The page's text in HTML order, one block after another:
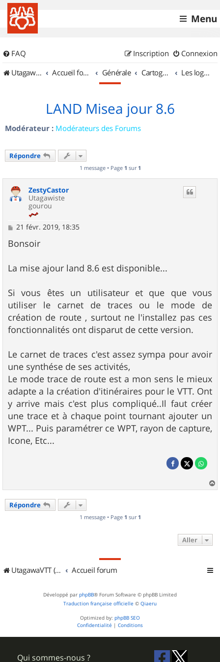
Menu
FAQ Connexion
Inscription
UtagawaVTT (Randos VTT et VTTAE avec traces GPS)
Accueil forum Générale Cartographie et GPS Les logiciels
LAND Misea jour 8.6
Modérateur : Modérateurs des Forums
Répondre
1 message • Page 1 sur 1
ZestyCastor
Utagawiste
gourou
M
s
s
g
e
21 févr. 2019, 18:35
Bonsoir
La mise ajour land 8.6 est disponible...
Si vous êtes un utilisateur et que que vous
utiliser le carnet de traces ou le mode de
création de route , surtout ne l'installez pas ces
fonctionnalités ont disparut de cette version.
Le carnet de traces c'est assez sympa pour avoir
une synthése de ses activités,
Le mode trace de route est a mon sens le mieux
adapte a la création d'itinéraires pour le VTT. Ont
y arrive mais c'est plus compliqué..Il faut créer
une trace et à chaque point tournant ajouter un
WPT... Puis paramétrer ce WPT, rayon de capture,
Icone, Etc...
a
Répondre
1 message • Page 1 sur 1
Aller
UtagawaVTT (Randos VTT et VTTAE avec traces GPS) Accueil forum
Développé par phpBB® Forum Software © phpBB Limited
Traduction française officielle © Qiaeru
Optimized by: phpBB SEO
Confidentialité | Conditions
Qui sommes-nous ?